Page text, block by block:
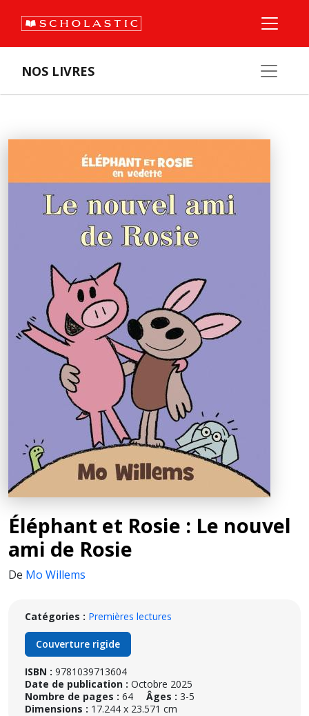
NOS LIVRES
Éléphant et Rosie : Le nouvel
ami de Rosie
De Mo Willems
Catégories : Premières lectures
Couverture rigide
ISBN : 9781039713604
Date de publication : Octobre 2025
Nombre de pages : 64 Âges : 3-5
Dimensions : 17.244 x 23.571 cm